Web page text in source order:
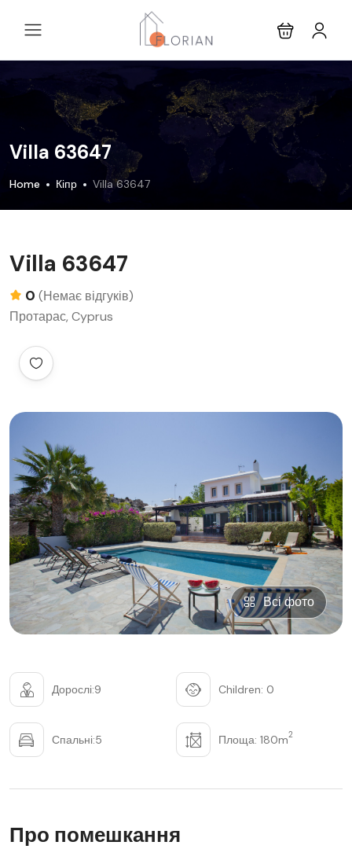
Villa 63647
Home Кіпр Villa 63647
Villa 63647
0 (Немає відгуків)
Протарас, Cyprus
Всі фото
Дорослі:9 Children: 0
Спальні:5 Площа: 180m2
Про помешкання